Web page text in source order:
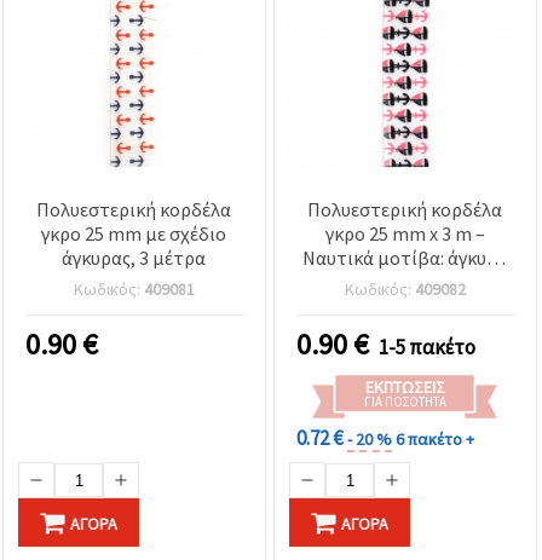
Πολυεστερική κορδέλα
γκρο 25 mm με σχέδιο
άγκυρας, 3 μέτρα
Κωδικός: 409081
0.90€
ΑΓΟΡΆ
Πολυεστερική κορδέλα
γκρο 25 mm x 3 m –
Ναυτικά μοτίβα: άγκυρα
& καραβάκι – για
διακόσμηση,
χειροτεχνίες,
scrapbooking και
περιτύλιγμα δώρων
Κωδικός: 409082
0.90€ 1-5 πακέτο
ΕΚΠΤΏΣΕΙΣ
ΓΙΑ ΠΟΣΌΤΗΤΑ
0.72 €- 20 %6 πακέτο +
ΑΓΟΡΆ